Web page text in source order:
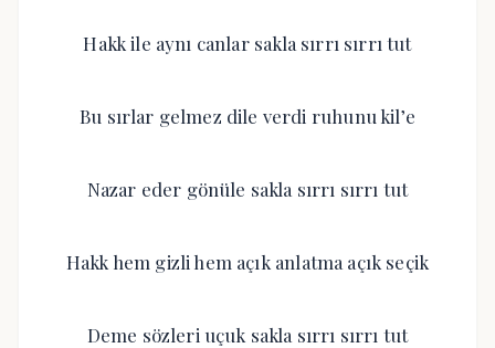
Hakk ile aynı canlar sakla sırrı sırrı tut
Bu sırlar gelmez dile verdi ruhunu kil’e
Nazar eder gönüle sakla sırrı sırrı tut
Hakk hem gizli hem açık anlatma açık seçik
Deme sözleri uçuk sakla sırrı sırrı tut